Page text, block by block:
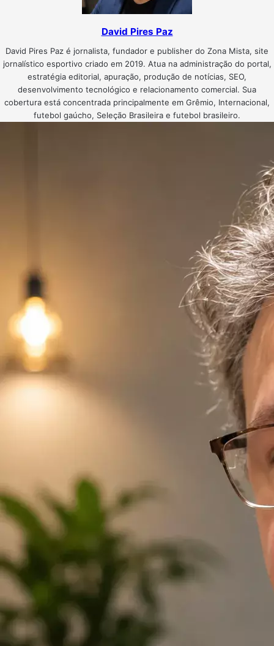
David Pires Paz
David Pires Paz é jornalista, fundador e publisher do Zona Mista, site
jornalístico esportivo criado em 2019. Atua na administração do portal,
estratégia editorial, apuração, produção de notícias, SEO,
desenvolvimento tecnológico e relacionamento comercial. Sua
cobertura está concentrada principalmente em Grêmio, Internacional,
futebol gaúcho, Seleção Brasileira e futebol brasileiro.